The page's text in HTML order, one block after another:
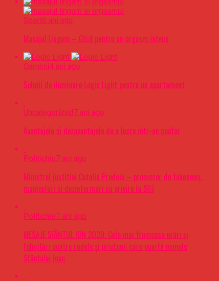
Sport6 ani ago
Masajul Lingam – Ghid pentru un orgasm intens
Oameni4 ani ago
Soluții de iluminare Logic Light pentru un apartament
Uncategorized7 ani ago
Avantajele si dezavantajele de a lucra intr-un coafor
Politichie7 ani ago
Ministrul justitiei Catalin Predoiu – promotor de fakenews,
manipulari si dezinformari cu privire la SIIJ
Politichie7 ani ago
MESAJE SFÂNTUL ION 2020. Cele mai frumoase urări şi
felicitări pentru rudele şi prietenii care poartă numele
Sfântului Ioan